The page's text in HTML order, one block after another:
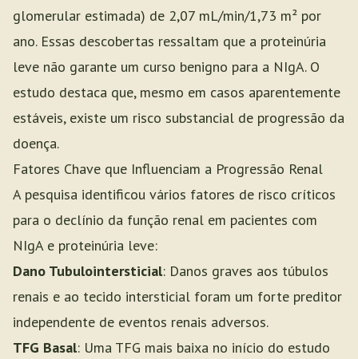
glomerular estimada) de 2,07 mL/min/1,73 m² por
ano. Essas descobertas ressaltam que a proteinúria
leve não garante um curso benigno para a NIgA. O
estudo destaca que, mesmo em casos aparentemente
estáveis, existe um risco substancial de progressão da
doença.
Fatores Chave que Influenciam a Progressão Renal
A pesquisa identificou vários fatores de risco críticos
para o declínio da função renal em pacientes com
NIgA e proteinúria leve:
Dano Tubulointersticial: Danos graves aos túbulos
renais e ao tecido intersticial foram um forte preditor
independente de eventos renais adversos.
TFG Basal: Uma TFG mais baixa no início do estudo